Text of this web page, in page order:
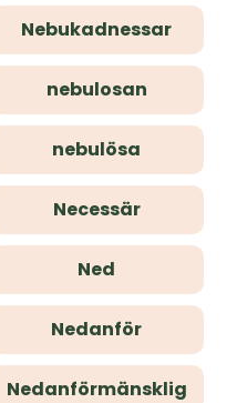
Nebukadnessar
nebulosan
nebulösa
Necessär
Ned
Nedanför
Nedanförmänsklig